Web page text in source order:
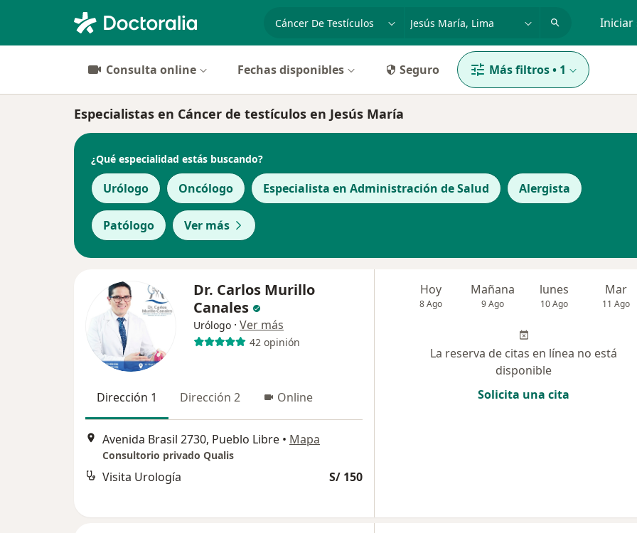
especialidad, enfermedad o nombre
p. ej. Lima Iniciar
Consulta online Fechas disponibles Seguro Más filtros• 1
Especialistas en Cáncer de testículos en Jesús María
¿Qué especialidad estás buscando?
Urólogo Oncólogo Especialista en Administración de Salud Alergista
Patólogo Ver más
Dr. Carlos Murillo
Canales
Urólogo · Ver más
42 opinión
Dirección 1 Dirección 2 Online
Avenida Brasil 2730, Pueblo Libre • Mapa
Consultorio privado Qualis
Visita Urología S/ 150
Hoy
8 Ago
Mañana
9 Ago
lunes
10 Ago
Mar
11 Ago
La reserva de citas en línea no está
disponible
Solicita una cita